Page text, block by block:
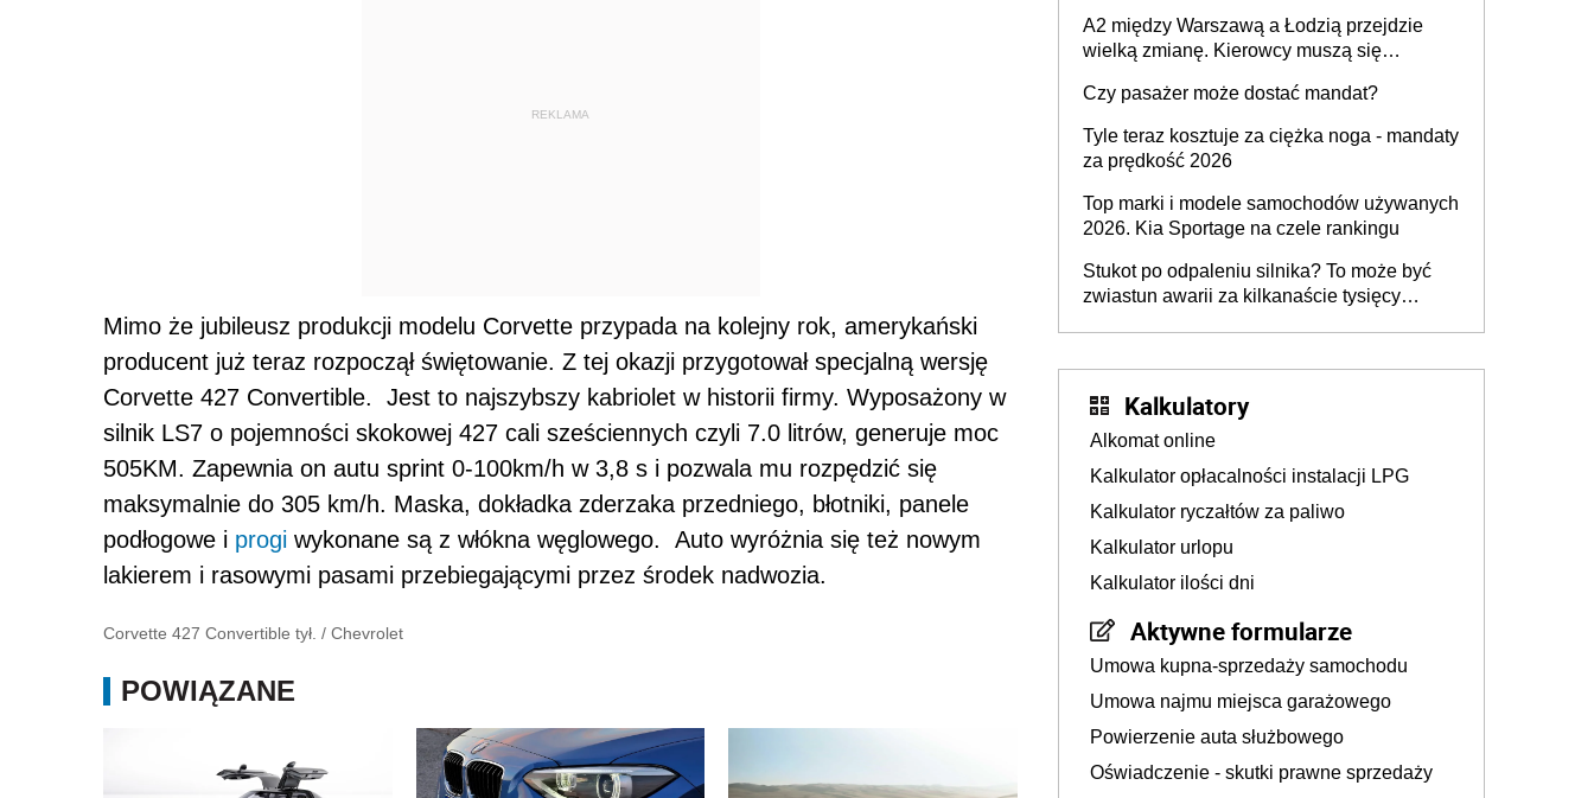
REKLAMA
Mimo że jubileusz produkcji modelu Corvette przypada na kolejny rok, amerykański
producent już teraz rozpoczął świętowanie. Z tej okazji przygotował specjalną wersję
Corvette 427 Convertible. Jest to najszybszy kabriolet w historii firmy. Wyposażony w
silnik LS7 o pojemności skokowej 427 cali sześciennych czyli 7.0 litrów, generuje moc
505KM. Zapewnia on autu sprint 0-100km/h w 3,8 s i pozwala mu rozpędzić się
maksymalnie do 305 km/h. Maska, dokładka zderzaka przedniego, błotniki, panele
podłogowe i progi wykonane są z włókna węglowego. Auto wyróżnia się też nowym
lakierem i rasowymi pasami przebiegającymi przez środek nadwozia.
Corvette 427 Convertible tył. / Chevrolet
POWIĄZANE
A2 między Warszawą a Łodzią przejdzie
wielką zmianę. Kierowcy muszą się
Czy pasażer może dostać mandat?
Tyle teraz kosztuje za ciężka noga - mandaty
za prędkość 2026
Top marki i modele samochodów używanych
2026. Kia Sportage na czele rankingu
Stukot po odpaleniu silnika? To może być
zwiastun awarii za kilkanaście tysięcy
Kalkulatory
Alkomat online
Kalkulator opłacalności instalacji LPG
Kalkulator ryczałtów za paliwo
Kalkulator urlopu
Kalkulator ilości dni
Aktywne formularze
Umowa kupna-sprzedaży samochodu
Umowa najmu miejsca garażowego
Powierzenie auta służbowego
Oświadczenie - skutki prawne sprzedaży